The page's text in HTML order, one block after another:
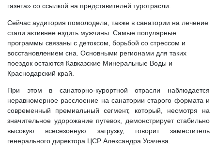
газета» со ссылкой на представителей туротрасли.
Сейчас аудитория помолодела, также в санатории на лечение
стали активнее ездить мужчины. Самые популярные
программы связаны с детоксом, борьбой со стрессом и
восстановлением сна. Основными регионами для таких
поездок остаются Кавказские Минеральные Воды и
Краснодарский край.
При этом в санаторно-курортной отрасли наблюдается
неравномерное расслоение на санатории старого формата и
современный премиальный сегмент, который, несмотря на
значительное удорожание путевок, демонстрирует стабильно
высокую всесезонную загрузку, говорит заместитель
генерального директора ЦСР Александра Усачева.